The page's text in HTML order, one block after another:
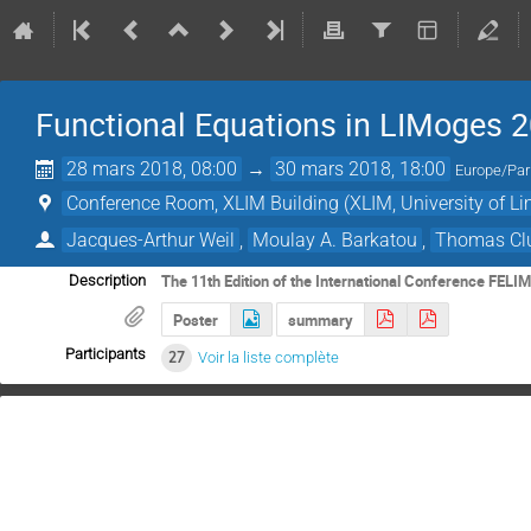
Functional Equations in LIMoges
28 mars 2018, 08:00 → 30 mars 2018, 18:00 Europe/
Conference Room, XLIM Building (XLIM, University of
Jacques-Arthur Weil
Moulay A. Barkatou Thomas
Description
The 11th Edition of the International Conference
Poster
summary
Participants 27 Voir la liste complète